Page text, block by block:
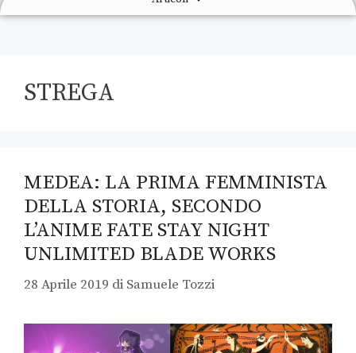
STREGA
MEDEA: LA PRIMA FEMMINISTA
DELLA STORIA, SECONDO
L’ANIME FATE STAY NIGHT
UNLIMITED BLADE WORKS
28 Aprile 2019 di Samuele Tozzi